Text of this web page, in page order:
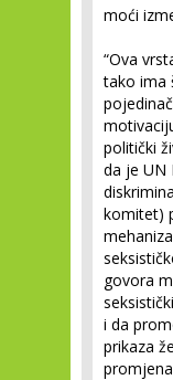
moći
“Ova
tako ima
politički
da je UN
komitet)
govora
i da
prikaza